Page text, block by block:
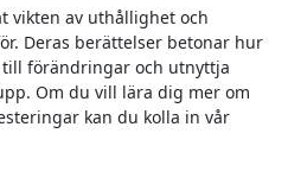
vikten av uthållighet och
Deras berättelser betonar hur
förändringar och utnyttja
Om du vill lära dig mer om
kan du kolla in vår